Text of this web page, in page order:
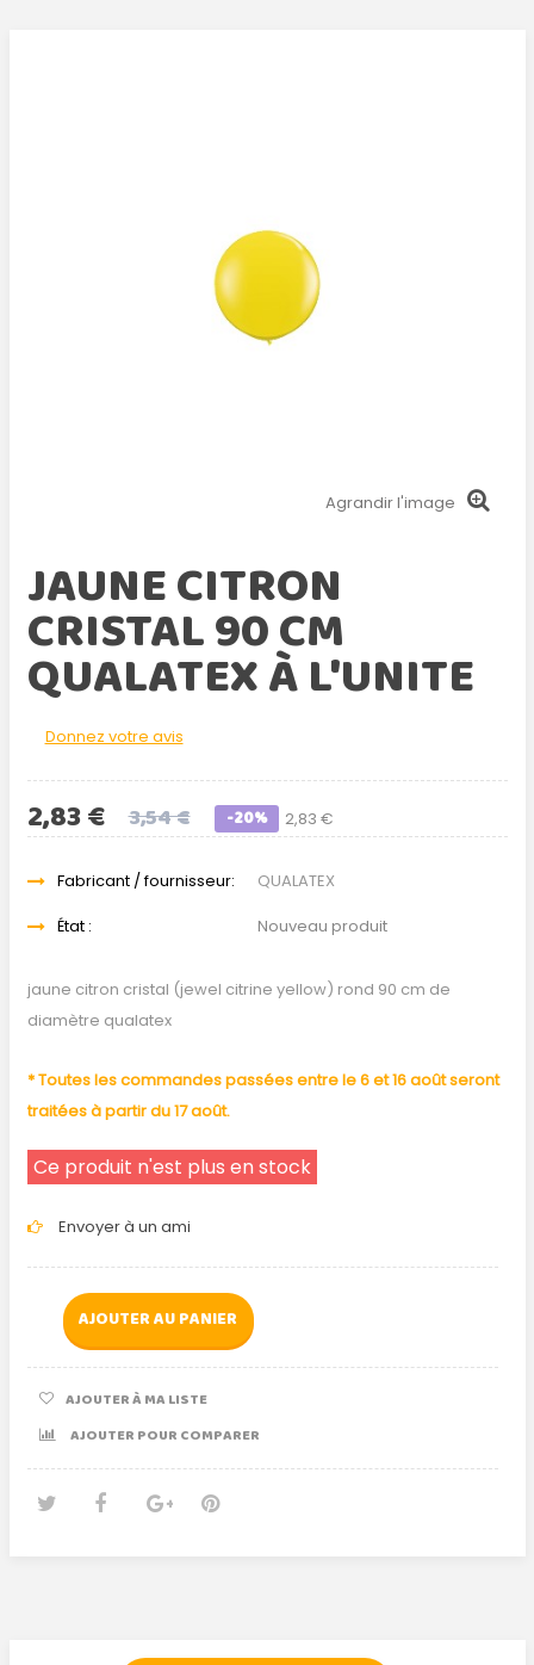
Agrandir l'image
JAUNE CITRON
CRISTAL 90 CM
QUALATEX À L'UNITE
Donnez votre avis
2,83 €
2,83 € 3,54 € -20%
Fabricant / fournisseur:
QUALATEX
État :
Nouveau produit
jaune citron cristal (jewel citrine yellow) rond 90 cm de
diamètre qualatex
* Toutes les commandes passées entre le 6 et 16 août seront
traitées à partir du 17 août.
Ce produit n'est plus en stock
Envoyer à un ami
AJOUTER AU PANIER
AJOUTER À MA LISTE
AJOUTER POUR COMPARER